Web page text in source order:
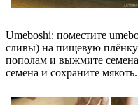
Umeboshi: поместите
сливы) на пищевую
пополам и выжмите
семена и сохраните мякоть.